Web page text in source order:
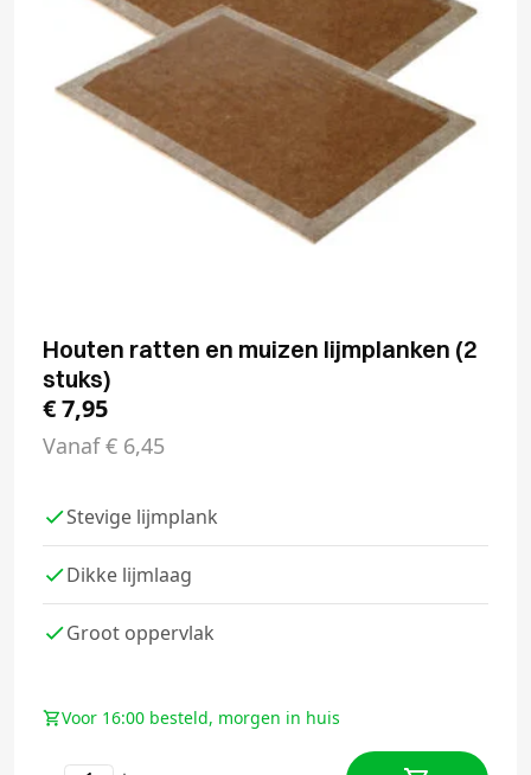
Houten ratten en muizen lijmplanken (2
stuks)
€7,95
Vanaf€ 6,45
Stevige lijmplank
Dikke lijmlaag
Groot oppervlak
Voor 16:00 besteld, morgen in huis